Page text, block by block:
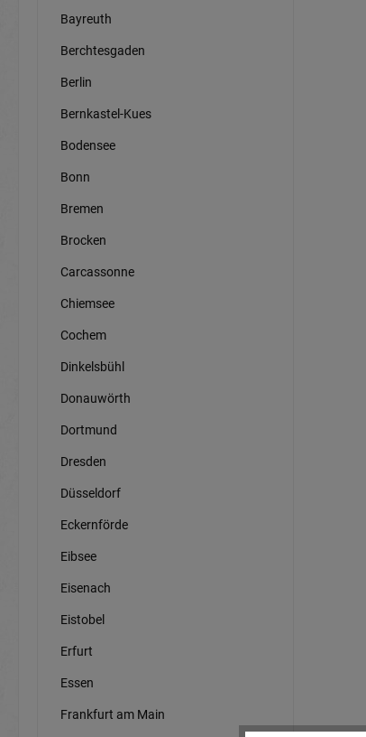
Bayreuth
Berchtesgaden
Berlin
Bernkastel-Kues
Bodensee
Bonn
Bremen
Brocken
Carcassonne
Chiemsee
Cochem
Dinkelsbühl
Donauwörth
Dortmund
Dresden
Düsseldorf
Eckernförde
Eibsee
Eisenach
Eistobel
Erfurt
Essen
Frankfurt am Main